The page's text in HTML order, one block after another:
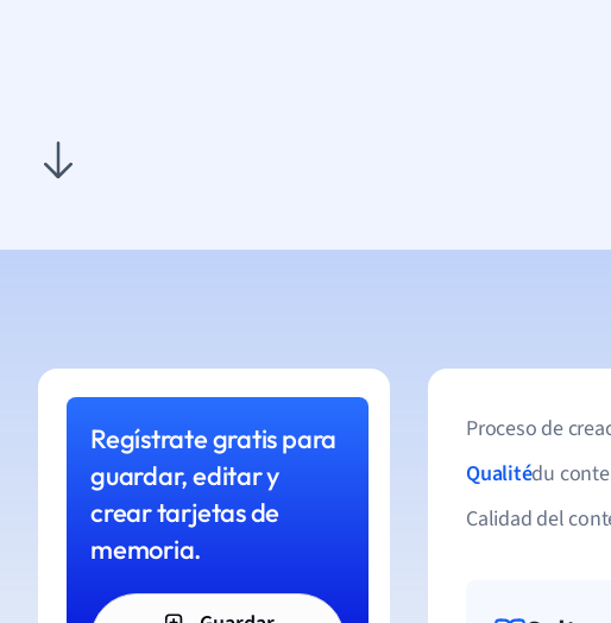
Regístrate gratis para
guardar, editar y
crear tarjetas de
memoria.
Proceso de
Qualitédu
Calidad del